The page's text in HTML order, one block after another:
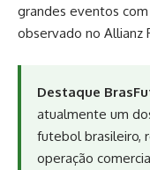
grandes eventos
observado no Allianz
Destaque
atualmente um
futebol brasileiro,
operação